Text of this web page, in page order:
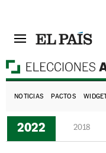
NOTICIAS PACTOS
2022 2018